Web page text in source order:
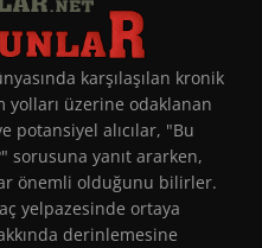
karşılaşılan kronik
yolları üzerine odaklanan
alıcılar, "Bu
sorusuna yanıt ararken,
önemli olduğunu bilirler.
yelpazesinde ortaya
derinlemesine